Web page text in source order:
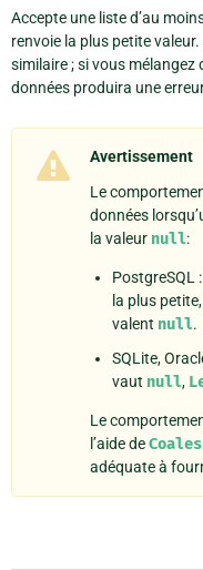
Accepte une liste d’au
renvoie la plus petite
similaire ; si vous mélangez
données produira une
Avertissement
Le
données
la valeur null:
PostgreSQL :
la plus
valent null.
SQLite,
vaut null,
Le
l’aide de
adéquate à